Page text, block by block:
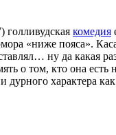
голливудская комедия
«ниже пояса».
ну да какая
о том, кто она
дурного характера